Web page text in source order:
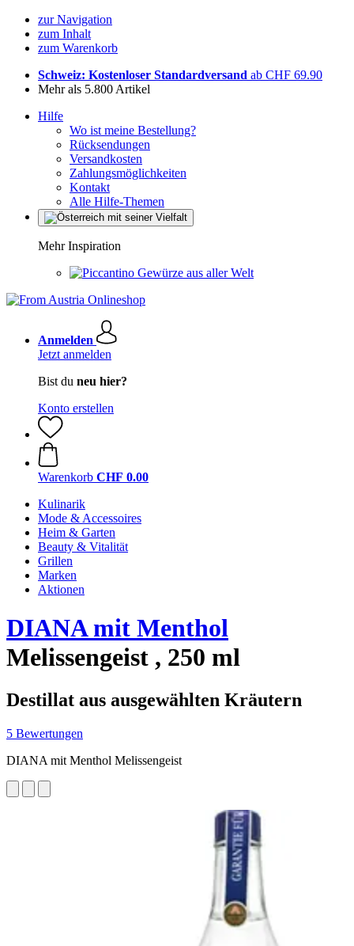
zur Navigation
zum Inhalt
zum Warenkorb
Schweiz: Kostenloser Standardversand ab CHF 69.90
Mehr als 5.800 Artikel
Hilfe
Wo ist meine Bestellung?
Rücksendungen
Versandkosten
Zahlungsmöglichkeiten
Kontakt
Alle Hilfe-Themen
Mehr Inspiration
Gewürze aus aller Welt
Anmelden
Jetzt anmelden
Bist du neu hier?
Konto erstellen
Warenkorb CHF 0.00
Kulinarik
Mode & Accessoires
Heim & Garten
Beauty & Vitalität
Grillen
Marken
Aktionen
DIANA mit Menthol
Melissengeist , 250 ml
Destillat aus ausgewählten Kräutern
5 Bewertungen
DIANA mit Menthol Melissengeist